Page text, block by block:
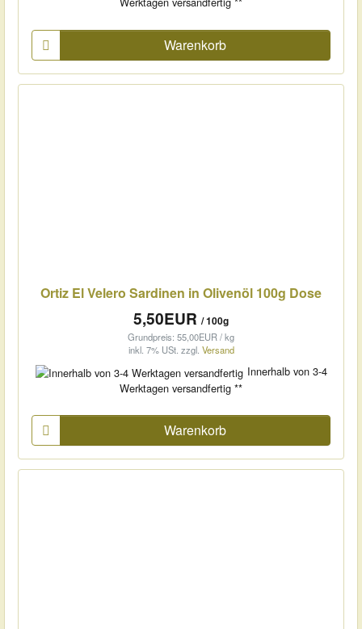
Warenkorb
Ortiz El Velero Sardinen in Olivenöl 100g Dose
5,50EUR / 100g
Grundpreis: 55,00EUR / kg
inkl. 7% USt. zzgl. Versand
Innerhalb von 3-4
Werktagen versandfertig **
Warenkorb